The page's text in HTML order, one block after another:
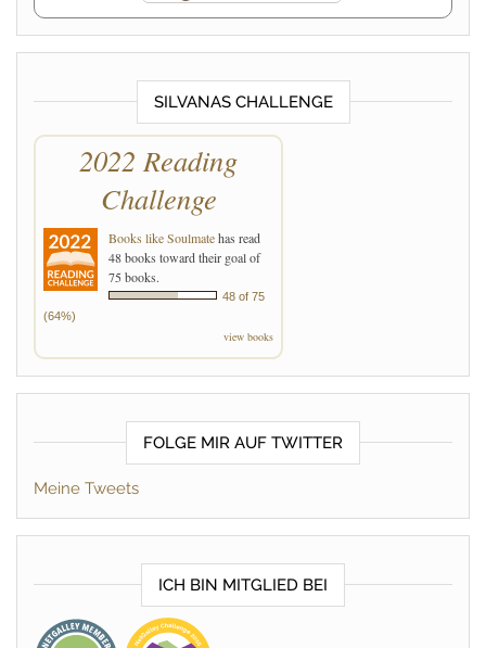
SILVANAS CHALLENGE
2022 Reading
Challenge
Books like Soulmatehas read
48 books toward their goal of
75 books.
48 of 75
(64%)
view books
FOLGE MIR AUF TWITTER
Meine Tweets
ICH BIN MITGLIED BEI